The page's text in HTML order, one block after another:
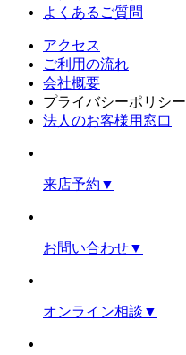
よくあるご質問
アクセス
ご利用の流れ
会社概要
プライバシーポリシー
法人のお客様用窓口
来店予約 ▼
お問い合わせ▼
オンライン相談 ▼